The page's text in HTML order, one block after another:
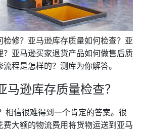
修？亚马逊库存质量如何检查？亚
？亚马逊买家退货产品如何做售后质
程是怎样的？测库为你解答。
马逊库存质量检查？
相信很难得到一个肯定的答案。很
大额的物流费用将货物运送到亚马